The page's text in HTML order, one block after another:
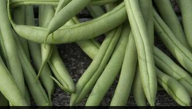
बहुत जरूरी है। इन्हें ऐसी जगह पर लगाना
है ताकि पौधे अच्छे से बढ़ सकें।